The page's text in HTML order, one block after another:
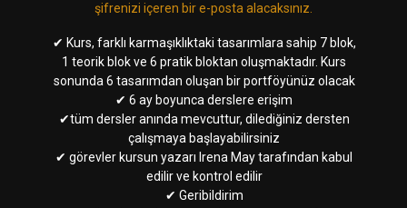
✔ Kurs, farklı karmaşıklıktaki tasarımlara sahip 7 blok,
1 teorik blok ve 6 pratik bloktan oluşmaktadır. Kurs
sonunda 6 tasarımdan oluşan bir portföyünüz olacak
✔ 6 ay boyunca derslere erişim
✔tüm dersler anında mevcuttur, dilediğiniz dersten
çalışmaya başlayabilirsiniz
✔ görevler kursun yazarı Irena May tarafından kabul
edilir ve kontrol edilir
✔ Geribildirim
şifrenizi içeren bir e-posta alacaksınız.